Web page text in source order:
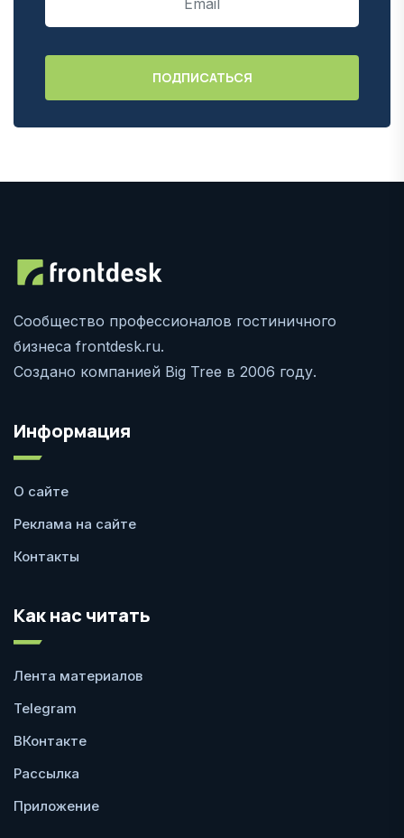
Сообщество профессионалов гостиничного
бизнеса frontdesk.ru.
Создано компанией Big Tree в 2006 году.
Информация
О сайте
Реклама на сайте
Контакты
Как нас читать
Лента материалов
Telegram
ВКонтакте
Рассылка
Приложение